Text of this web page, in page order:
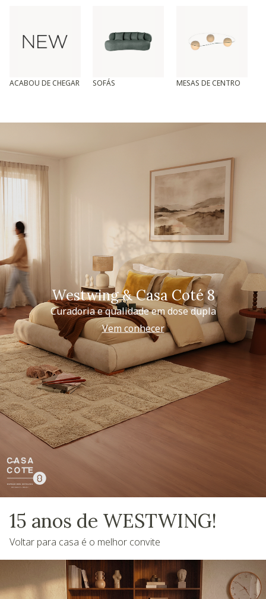
ACABOU DE CHEGAR SOFÁS MESAS DE CENTRO
Westwing & Casa Coté 8
Curadoria e qualidade em dose dupla
Vem conhecer
15 anos de WESTWING!
Voltar para casa é o melhor convite